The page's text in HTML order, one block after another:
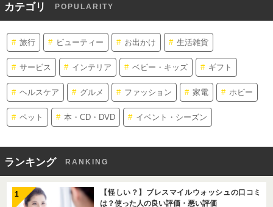
カテゴリ POPULARITY
旅行 ビューティー お出かけ 生活雑貨
サービス インテリア ベビー・キッズ ギフト
ヘルスケア グルメ ファッション 家電 ホビー
ペット 本・CD・DVD イベント・シーズン
ランキング RANKING
【怪しい？】ブレスマイルウォッシュの口コミ
は？使った人の良い評価・悪い評価